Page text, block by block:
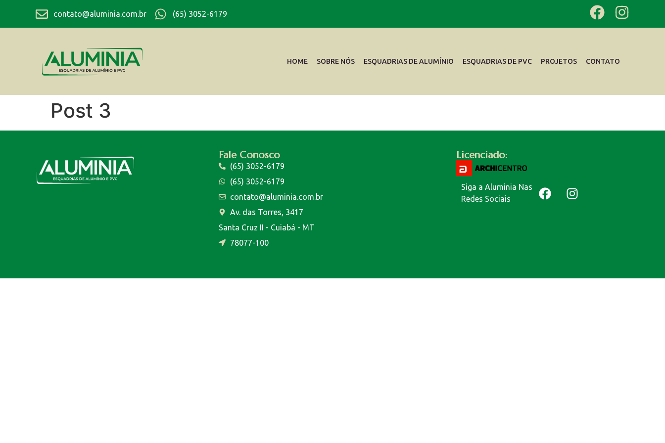
contato@aluminia.com.br (65) 3052-6179
HOME SOBRE NÓS ESQUADRIAS DE ALUMÍNIO ESQUADRIAS DE PVC PROJETOS CONTATO
Post 3
Fale Conosco
(65) 3052-6179
(65) 3052-6179
contato@aluminia.com.br
Av. das Torres, 3417
Santa Cruz II - Cuiabá - MT
78077-100
Licenciado:
Siga a Aluminia Nas
Redes Sociais